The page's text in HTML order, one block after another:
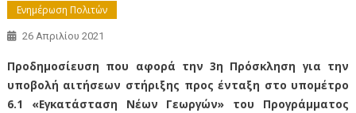
Ενημέρωση Πολιτών
26 Απριλίου 2021
Προδημοσίευση που αφορά την 3η Πρόσκληση για την
υποβολή αιτήσεων στήριξης προς ένταξη στο υπομέτρο
6.1 «Εγκατάσταση Νέων Γεωργών» του Προγράμματος